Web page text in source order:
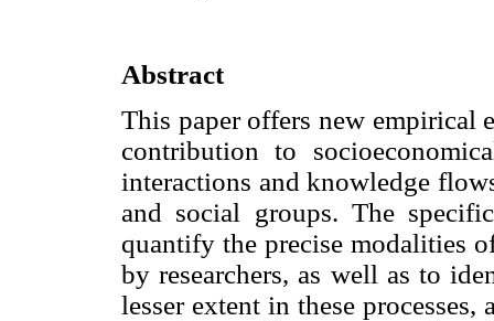
Abstract
This paper offers new empirical
contribution to
interactions and knowledge
and social groups. The
quantify the precise modalities
by researchers, as well as to
lesser extent in these